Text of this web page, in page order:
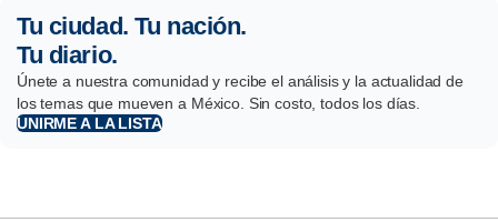
Tu ciudad. Tu nación.
Tu diario.
Únete a nuestra comunidad y recibe el análisis y la actualidad de
los temas que mueven a México. Sin costo, todos los días.
UNIRME A LA LISTA